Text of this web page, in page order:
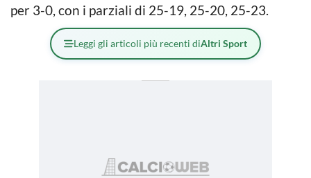
per 3-0, con i parziali di 25-19, 25-20, 25-23.
Leggi gli articoli più recenti diAltri Sport